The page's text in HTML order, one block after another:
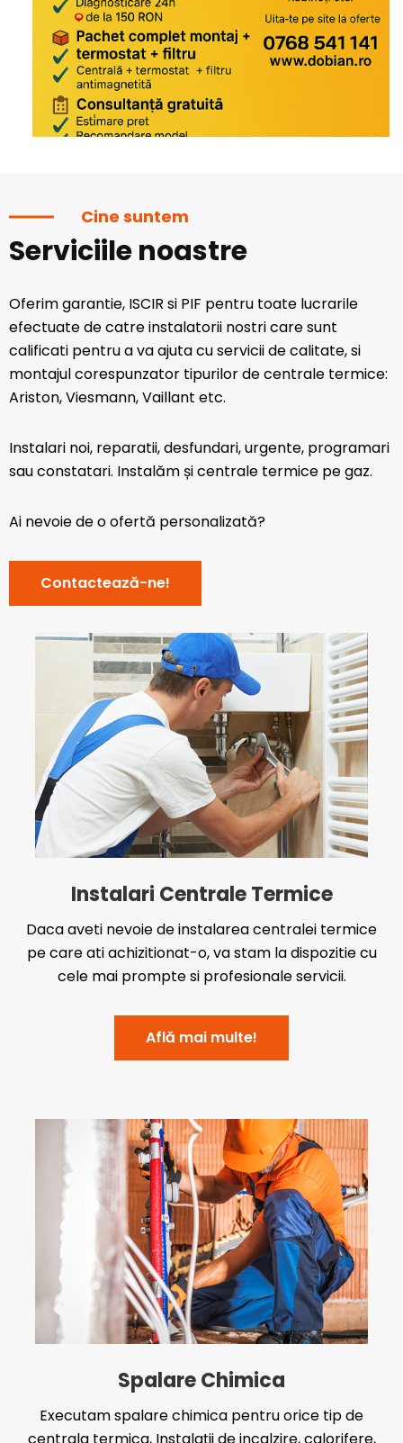
Cine suntem
Serviciile noastre
Oferim garantie, ISCIR si PIF pentru toate lucrarile
efectuate de catre instalatorii nostri care sunt
calificati pentru a va ajuta cu servicii de calitate, si
montajul corespunzator tipurilor de centrale termice:
Ariston, Viesmann, Vaillant etc.
Instalari noi, reparatii, desfundari, urgente, programari
sau constatari. Instalăm și centrale termice pe gaz.
Ai nevoie de o ofertă personalizată?
Contactează-ne!
Instalari Centrale Termice
Daca aveti nevoie de instalarea centralei termice
pe care ati achizitionat-o, va stam la dispozitie cu
cele mai prompte si profesionale servicii.
Află mai multe!
Spalare Chimica
Executam spalare chimica pentru orice tip de